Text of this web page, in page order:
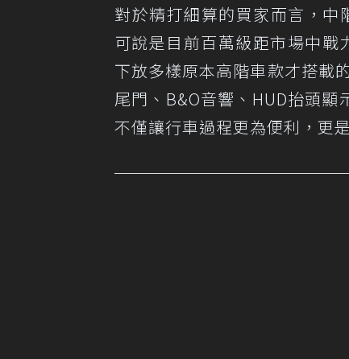
對於精打細算的買家而言，中
可說是目前百萬級距市場中
下放多樣原本高階車款才搭載
尾門、B&O音響、HUD抬頭
不僅讓行車過程更為便利，更